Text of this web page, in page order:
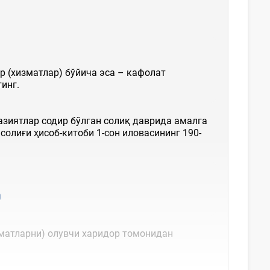
(хизматлар) бўйича эса – кафолат
содир бўлган солиқ даврида амалга
ҳисоб-китоби 1-сон иловасининг 190-
олувчи харидор томонидан